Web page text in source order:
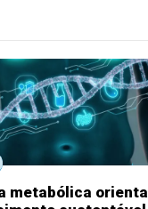
metabólica orienta